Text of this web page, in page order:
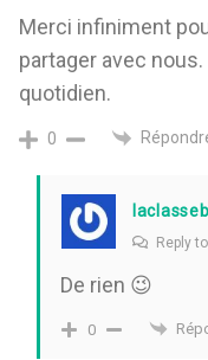
Merci infiniment
partager avec
quotidien.
0
Reply to
De rien 😉
0